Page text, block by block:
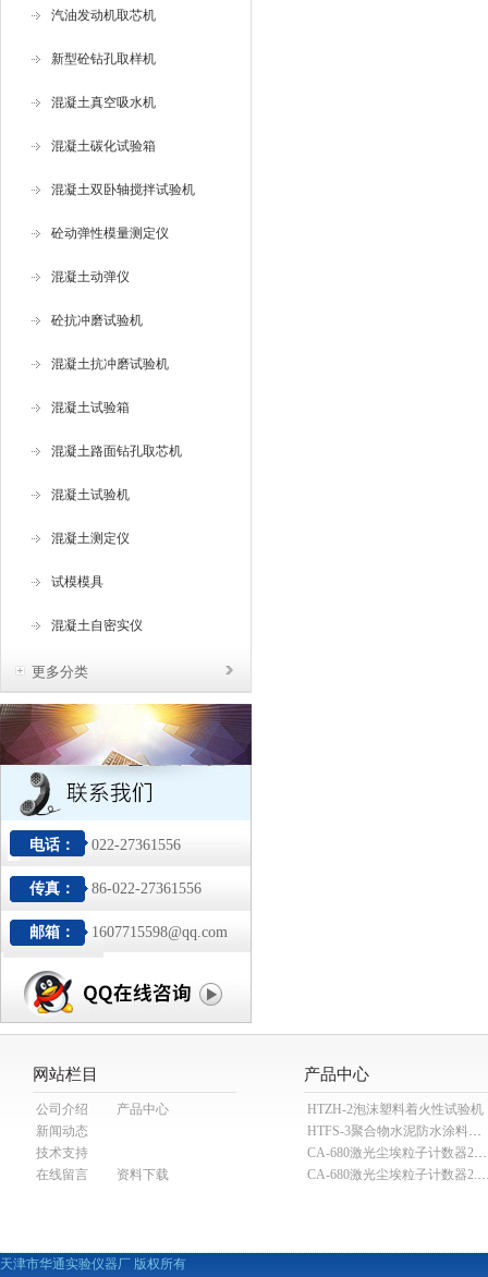
汽油发动机取芯机
新型砼钻孔取样机
混凝土真空吸水机
混凝土碳化试验箱
混凝土双卧轴搅拌试验机
砼动弹性模量测定仪
混凝土动弹仪
砼抗冲磨试验机
混凝土抗冲磨试验机
混凝土试验箱
混凝土路面钻孔取芯机
混凝土试验机
混凝土测定仪
试模模具
混凝土自密实仪
更多分类
电话： 022-27361556
传真： 86-022-27361556
邮箱： 1607715598@qq.com
网站栏目
公司介绍
产品中心
新闻动态
技术支持
在线留言
资料下载
产品中心
HTZH-2泡沫塑料着火性试验机
HTFS-3聚合物水泥防水涂料分散机
CA-680激光尘埃粒子计数器28.3L
CA-680激光尘埃粒子
天津市华通实验仪器厂 版权所有